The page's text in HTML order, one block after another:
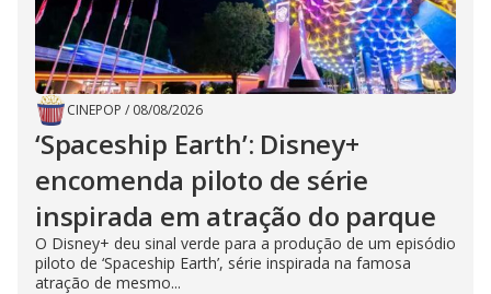
CINEPOP / 08/08/2026
‘Spaceship Earth’: Disney+
encomenda piloto de série
inspirada em atração do parque
O Disney+ deu sinal verde para a produção de um episódio
piloto de ‘Spaceship Earth’, série inspirada na famosa
atração de mesmo...